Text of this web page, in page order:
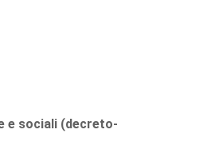
e sociali (decreto-